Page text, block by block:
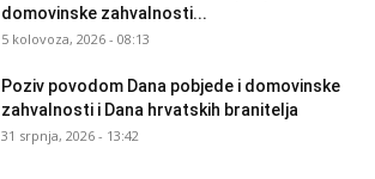
domovinske zahvalnosti...
5 kolovoza, 2026 - 08:13
Poziv povodom Dana pobjede i domovinske
zahvalnosti i Dana hrvatskih branitelja
31 srpnja, 2026 - 13:42